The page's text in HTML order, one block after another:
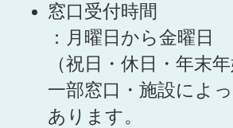
窓口受付時間
：月曜日から金曜日
（祝日・休日・年末
一部窓口・施設によ
あります。